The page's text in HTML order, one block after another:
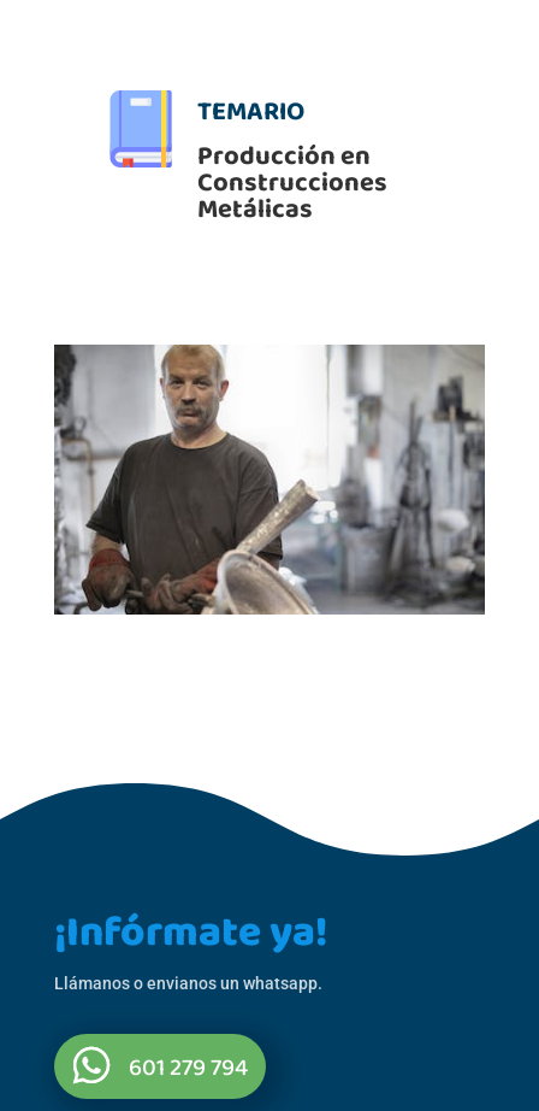
TEMARIO
Producción en
Construcciones
Metálicas
¡Infórmate ya!
Llámanos o envianos un whatsapp.
601 279 794